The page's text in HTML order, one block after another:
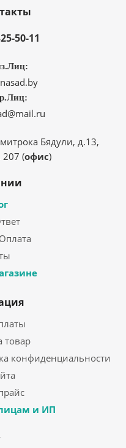
50-11
Бядули, д.13,
207 (офис)
товар
конфиденциальности
и ИП